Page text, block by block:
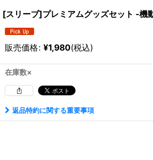
[スリーブ]プレミアムグッズセット -機
販売価格: ¥1,980(税込)
在庫数×
返品特約に関する重要事項